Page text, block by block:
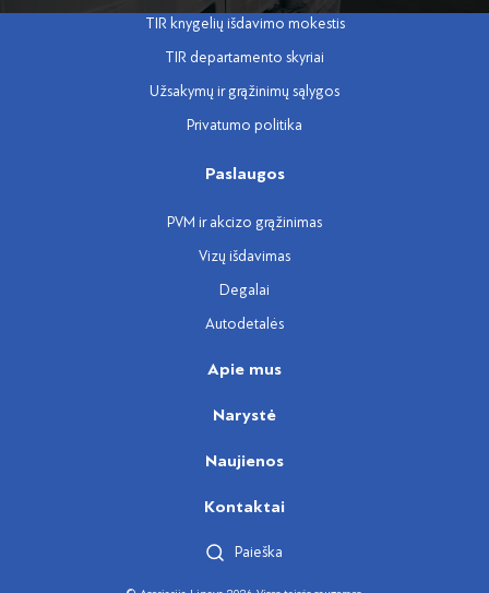
TIR knygelių išdavimo mokestis
TIR departamento skyriai
Užsakymų ir grąžinimų sąlygos
Privatumo politika
Paslaugos
PVM ir akcizo grąžinimas
Vizų išdavimas
Degalai
Autodetalės
Apie mus
Narystė
Naujienos
Kontaktai
Paieška